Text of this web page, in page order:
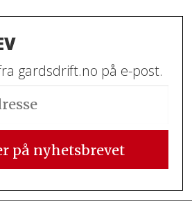
gardsdrift.no på e-post.